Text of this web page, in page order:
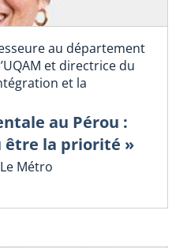
au département
et directrice du
et la
au Pérou :
être la priorité »
Métro